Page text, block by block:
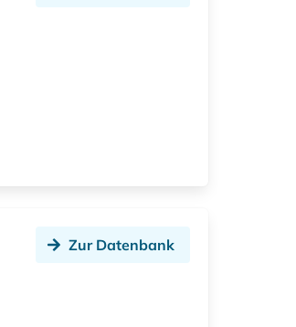
Zur Datenbank